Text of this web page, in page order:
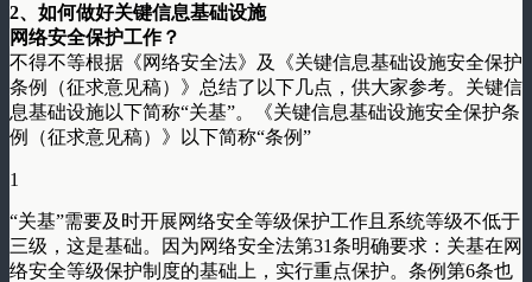
2、如何做好关键信息基础设施
网络安全保护工作？
不得不等根据《网络安全法》及《关键信息基础设施安全保护
条例（征求意见稿）》总结了以下几点，供大家参考。关键信
息基础设施以下简称“关基”。《关键信息基础设施安全保护条
例（征求意见稿）》以下简称“条例”
1
“关基”需要及时开展网络安全等级保护工作且系统等级不低于
三级，这是基础。因为网络安全法第31条明确要求：关基在网
络安全等级保护制度的基础上，实行重点保护。条例第6条也